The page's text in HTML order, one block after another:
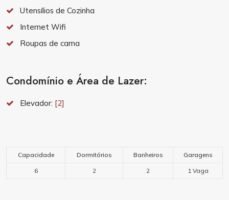
Utensílios de Cozinha
Internet Wifi
Roupas de cama
Condomínio e Área de Lazer:
Elevador: [2]
Capacidade Dormitórios Banheiros Garagens
6 2 2 1 Vaga